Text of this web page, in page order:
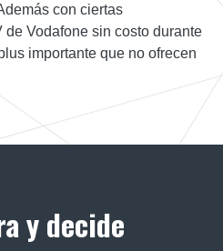
con ciertas
Vodafone sin costo durante
importante que no ofrecen
y decide